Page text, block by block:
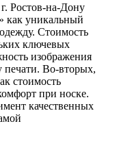
Ростов-на-Дону
как уникальный
Стоимость
ключевых
изображения
Во-вторых,
стоимость
при носке.
качественных